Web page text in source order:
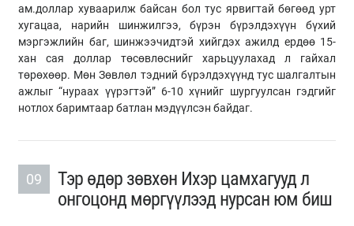
ам.доллар хуваарилжбайсан бол тус ярвигтай бөгөөд урт
хугацаа, нарийн шинжилгээ, бүрэн бүрэлдэхүүн бүхий
мэргэжлийн баг, шинжээчидтэй хийгдэх ажилд ердөө 15-
хан сая доллар төсөвлөснийг харьцуулахад л гайхал
төрөхөөр. Мөн Зөвлөл тэдний бүрэлдэхүүнд тус шалгалтын
ажлыг “нураах үүрэгтэй” 6-10 хүнийг шургуулсан гэдгийг
нотлох баримтаар батлан мэдүүлсэн байдаг.
09
Тэр өдөр зөвхөн Ихэр цамхагууд л
онгоцонд мөргүүлээд нурсан юм биш